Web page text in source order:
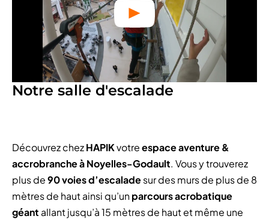
Notre salle d'escalade
Découvrez chezHAPIKvotreespace aventure &
accrobranche à Noyelles-Godault. Vous y trouverez
plus de90 voies d’escaladesur des murs de plus de 8
mètres de haut ainsi qu’unparcours acrobatique
géant allant jusqu’à 15 mètres de haut et même une